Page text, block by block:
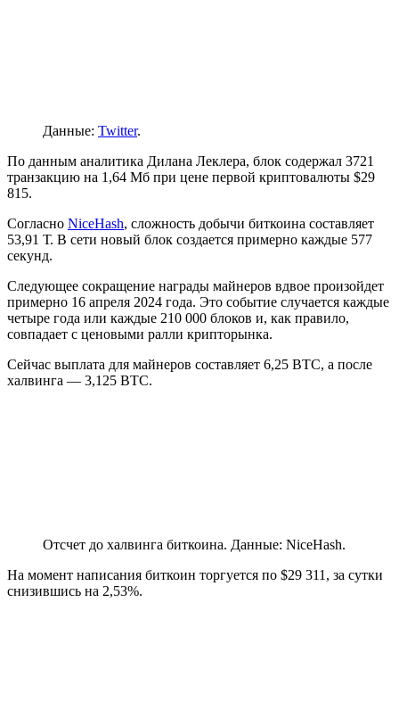
Данные: Twitter.
По данным аналитика Дилана Леклера, блок содержал 3721
транзакцию на 1,64 Мб при цене первой криптовалюты $29
815.
Согласно NiceHash, сложность добычи биткоина составляет
53,91 Т. В сети новый блок создается примерно каждые 577
секунд.
Следующее сокращение награды майнеров вдвое произойдет
примерно 16 апреля 2024 года. Это событие случается каждые
четыре года или каждые 210 000 блоков и, как правило,
совпадает с ценовыми ралли крипторынка.
Сейчас выплата для майнеров составляет 6,25 BTC, а после
халвинга — 3,125 BTC.
Отсчет до халвинга биткоина. Данные: NiceHash.
На момент написания биткоин торгуется по $29 311, за сутки
снизившись на 2,53%.